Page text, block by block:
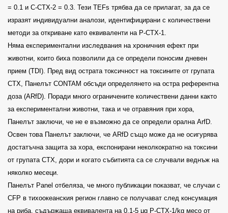
= 0.1 и C-CTX-2 = 0.3. Тези TEFs трябва да се прилагат, за да се
изразят индивидуални аналози, идентифицирани с количествени
методи за откриване като еквиваленти на P-CTX-1.
Няма експериментални изследвания на хроничния ефект при
животни, които биха позволили да се определи поносим дневен
прием (TDI). Пред вид острата токсичност на токсините от групата
СТХ, Панелът CONTAM обсъди определянето на остра референтна
доза (ARfD). Поради много ограничените количествени данни както
за експериментални животни, така и че отравяния при хора,
Панелът заключи, че не е възможно да се определи орална ArfD.
Освен това Панелът заключи, че ARfD също може да не осигурява
достатъчна защита за хора, експонирани неколкократно на токсини
от групата СТХ, дори и когато събитията са се случвали веднъж на
няколко месеци.
Панелът Panel отбеляза, че много публикации показват, че случаи с
CFP в тихоокеанския регион главно се получават след консумация
на риба, съдържаща еквивалента на 0.1-5 μg P-CTX-1/kg месо от